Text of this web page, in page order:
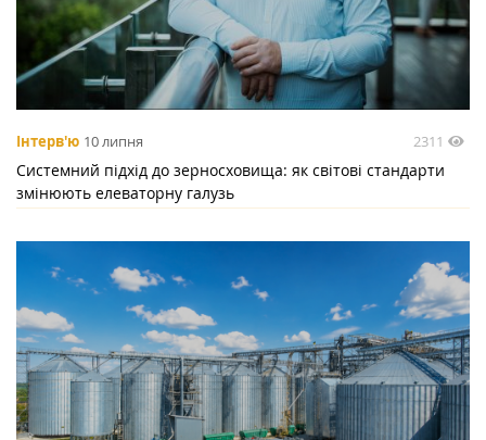
Інтерв'ю 10 липня 2311
Системний підхід до зерносховища: як світові стандарти
змінюють елеваторну галузь